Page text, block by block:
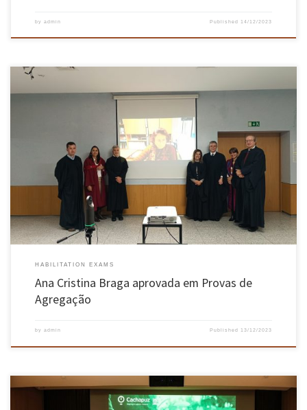
by admin Published 14/12/2023
Decorreram, nos passados dias 11 e 12 de dezembro, as provas públicas de Agregação no
ramo do conhecimento em Engenharia Industrial e de Sistemas, requeridas pela Doutora
Ana Cristina da Silva Braga, na Sala de Atos do Campus de Azurém da Universidade do
Minho, Guimarães, tendo sido aprovada por unanimidade. […]
HABILITATION EXAMS
Ana Cristina Braga aprovada em Provas de
Agregação
by admin Published 13/12/2023